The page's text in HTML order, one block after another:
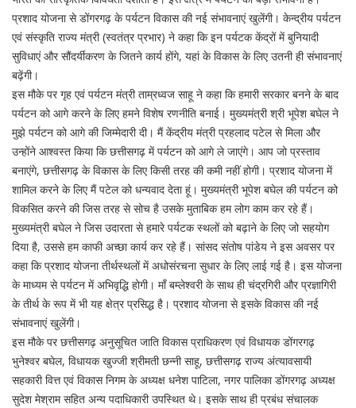
प्रशाद योजना से डोंगरगढ़ के पर्यटन विकास की नई संभावनाएं खुलेंगी। केन्द्रीय पर्यटन
एवं संस्कृति राज्य मंत्री (स्वतंत्र प्रभार) ने कहा कि इन पर्यटक केंद्रों में बुनियादी
सुविधाएं और सौंदर्यीकरण के जितने कार्य होंगे, यहां के विकास के लिए उतनी ही संभावनाएं
बढ़ेंगी।
इस मौके पर गृह एवं पर्यटन मंत्री ताम्रध्वज साहू ने कहा कि हमारी सरकार बनने के बाद
पर्यटन को आगे करने के लिए हमने विशेष रणनीति बनाई। मुख्यमंत्री श्री भूपेश बघेल ने
मुझे पर्यटन को आगे की जिम्मेदारी दी। मैं केंद्रीय मंत्री प्रहलाद पटेल से मिला और
उन्होंने आश्वस्त किया कि छत्तीसगढ़ में पर्यटन को आगे ले जाएंगे। आप जो प्रस्ताव
बनाएंगे, छत्तीसगढ़ के विकास के लिए किसी तरह की कमी नहीं होगी। प्रशाद योजना में
शामिल करने के लिए मैं पटेल को धन्यवाद देता हूं। मुख्यमंत्री भूपेश बघेल की पर्यटन को
विकसित करने की जिस तरह से सोच है उसके मुताबिक हम लोग काम कर रहे हैं।
मुख्यमंत्री बघेल ने जिस उदारता से हमारे पर्यटक स्थलों को बढ़ाने के लिए जो सहयोग
दिया है, उससे हम काफी अच्छा कार्य कर रहे हैं। सांसद संतोष पांडेय ने इस अवसर पर
कहा कि प्रशाद योजना तीर्थस्थलों में अधोसंरचना सुधार के लिए लाई गई है। इस योजना
के माध्यम से पर्यटन में अभिवृद्धि होगी। माँ बम्लेश्वरी के साथ ही चंद्रगिरी और प्रज्ञागिरी
के तीर्थ के रूप में भी यह क्षेत्र प्रसिद्ध है। प्रशाद योजना से इसके विकास की नई
संभावनाएं खुलेंगी।
इस मौके पर छत्तीसगढ़ अनुसूचित जाति विकास प्राधिकरण एवं विधायक डोंगरगढ़
भुनेश्वर बघेल, विधायक खुज्जी श्रीमती छन्नी साहू, छत्तीसगढ़ राज्य अंत्यावसायी
सहकारी वित्त एवं विकास निगम के अध्यक्ष धनेश पाटिला, नगर पालिका डोंगरगढ़ अध्यक्ष
सुदेश मेश्राम सहित अन्य पदाधिकारी उपस्थित थे। इसके साथ ही प्रबंध संचालक